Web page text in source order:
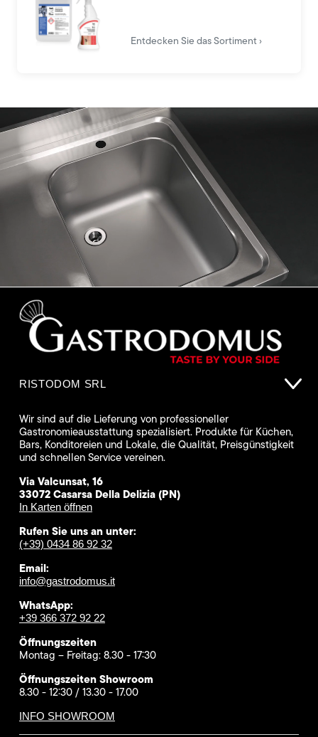
Entdecken Sie das Sortiment
RISTODOM SRL
Wir sind auf die Lieferung von professioneller
Gastronomieausstattung spezialisiert. Produkte für Küchen,
Bars, Konditoreien und Lokale, die Qualität, Preisgünstigkeit
und schnellen Service vereinen.
Via Valcunsat, 16
33072 Casarsa Della Delizia (PN)
In Karten öffnen
Rufen Sie uns an unter:
(+39) 0434 86 92 32
Email:
info@gastrodomus.it
WhatsApp:
+39 366 372 92 22
Öffnungszeiten
Montag – Freitag: 8.30 - 17:30
Öffnungszeiten Showroom
8.30 - 12:30 / 13.30 - 17.00
INFO SHOWROOM